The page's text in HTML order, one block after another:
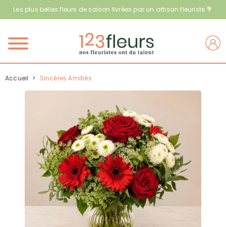
Les plus belles fleurs de saison livrées par un artisan fleuriste 💐
Menu
Accueil > Sincères Amitiés